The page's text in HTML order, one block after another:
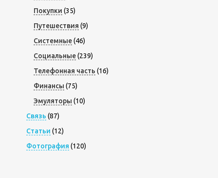
Покупки (35)
Путешествия (9)
Системные(46)
Социальные(239)
Телефонная часть (16)
Финансы (75)
Эмуляторы (10)
Связь (87)
Статьи (12)
Фотография (120)